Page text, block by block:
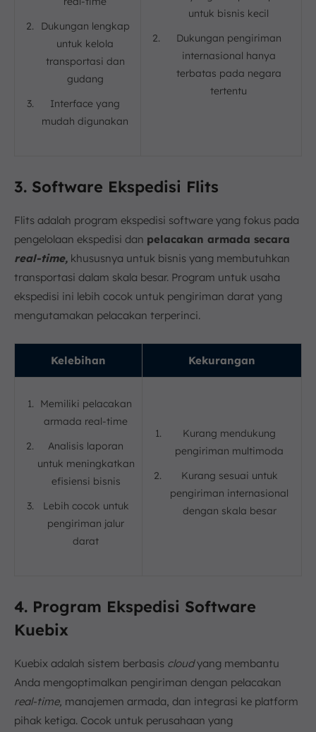
Dukungan lengkap
untuk kelola
transportasi dan
gudang
Interface yang
mudah digunakan
untuk bisnis kecil
Dukungan pengiriman
internasional hanya
terbatas pada negara
tertentu
3. Software Ekspedisi Flits
Flits adalah program ekspedisi software yang fokus pada
pengelolaan ekspedisi dan pelacakan armada secara
real-time, khususnya untuk bisnis yang membutuhkan
transportasi dalam skala besar. Program untuk usaha
ekspedisi ini lebih cocok untuk pengiriman darat yang
mengutamakan pelacakan terperinci.
Kelebihan Kekurangan
Memiliki pelacakan
armada real-time
Analisis laporan
untuk meningkatkan
efisiensi bisnis
Lebih cocok untuk
pengiriman jalur
darat
Kurang mendukung
pengiriman multimoda
Kurang sesuai untuk
pengiriman internasional
dengan skala besar
4. Program Ekspedisi Software
Kuebix
Kuebix adalah sistem berbasis cloudyang membantu
Anda mengoptimalkan pengiriman dengan pelacakan
real-time, manajemen armada, dan integrasi ke platform
pihak ketiga. Cocok untuk perusahaan yang